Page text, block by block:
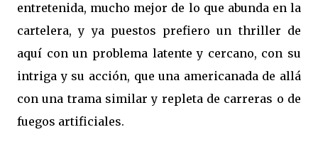
entretenida, mucho mejor de lo que abunda en la
cartelera, y ya puestos prefiero un thriller de
aquí con un problema latente y cercano, con su
intriga y su acción, que una americanada de allá
con una trama similar y repleta de carreras o de
fuegos artificiales.